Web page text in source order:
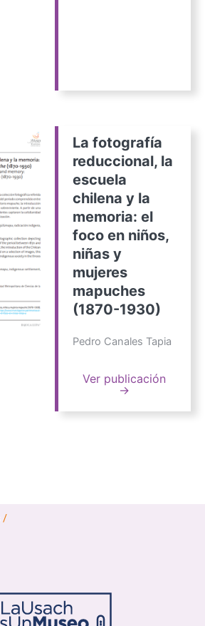
La fotografía
reduccional, la
escuela
chilena y la
memoria: el
foco en niños,
niñas y
mujeres
mapuches
(1870-1930)
Pedro Canales Tapia
Ver publicación
→
/